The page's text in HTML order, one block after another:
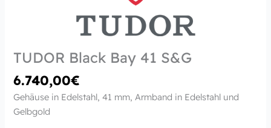
TUDOR Black Bay 41 S&G
6.740,00€
Gehäuse in Edelstahl, 41 mm, Armband in Edelstahl und
Gelbgold